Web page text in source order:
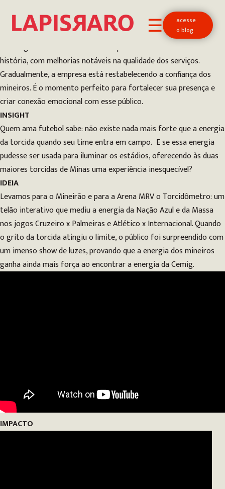
☰
acesse
o blog
Cliente: Cemig
CONTEXTO
A Cemig está executando o maior plano de investimentos da sua
história, com melhorias notáveis na qualidade dos serviços.
Gradualmente, a empresa está restabelecendo a confiança dos
mineiros. É o momento perfeito para fortalecer sua presença e
criar conexão emocional com esse público.
INSIGHT
Quem ama futebol sabe: não existe nada mais forte que a energia
da torcida quando seu time entra em campo. E se essa energia
pudesse ser usada para iluminar os estádios, oferecendo às duas
maiores torcidas de Minas uma experiência inesquecível?
IDEIA
Levamos para o Mineirão e para a Arena MRV o Torcidômetro: um
telão interativo que mediu a energia da Nação Azul e da Massa
nos jogos Cruzeiro x Palmeiras e Atlético x Internacional. Quando
o grito da torcida atingiu o limite, o público foi surpreendido com
um imenso show de luzes, provando que a energia dos mineiros
ganha ainda mais força ao encontrar a energia da Cemig.
IMPACTO